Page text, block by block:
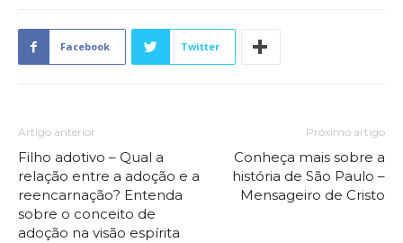
Facebook Twitter
Artigo anterior
Filho adotivo – Qual a
relação entre a adoção e a
reencarnação? Entenda
sobre o conceito de
adoção na visão espírita
Próximo artigo
Conheça mais sobre a
história de São Paulo –
Mensageiro de Cristo